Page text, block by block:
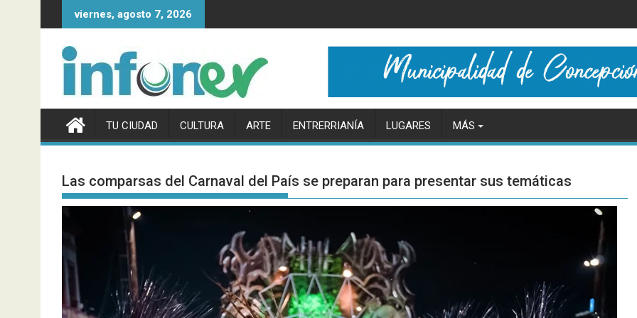
al
viernes, agosto 7, 2026
TU CIUDAD CULTURA ARTE ENTRERRIANÍA LUGARES MÁS
Las comparsas del Carnaval del País se preparan para presentar sus temáticas